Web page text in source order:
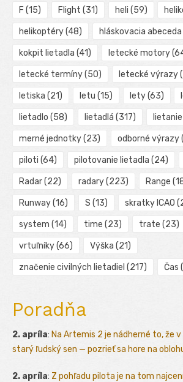
F (15) Flight (31) heli (59)
helikoptéry(48) hláskovacia abeceda
kokpit lietadla (41) letecké motory
letecké termíny(50) letecké výrazy
letiska (21) letu (15) lety(63)
lietadlo (58) lietadlá (317) lietanie
merné jednotky(23) odborné výrazy
piloti (64) pilotovanie lietadla (24)
Radar(22) radary(223) Range
Runway(16) S (13) skratky ICAO
system (14) time (23) trate (23)
vrtuľníky(66) Výška (21)
značenie civilných lietadiel (217) Čas
Poradňa
2. apríla: Na Artemis 2 je nádherné to, že
starý ľudský sen — pozrieť sa hore na
2. apríla: Z pohľadu pilota je na tom